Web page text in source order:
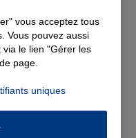
vous acceptez tous
Vous pouvez aussi
le lien "Gérer les
page.
uniques